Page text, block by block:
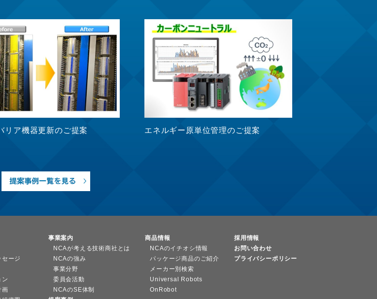
リア機器更新のご提案 エネルギー原単位管理のご提案
セージ
ン
画
事業案内
NCAが考える技術商社とは
NCAの強み
事業分野
委員会活動
NCAのSE体制
商品情報
NCAのイチオシ情報
パッケージ商品のご紹介
メーカー別検索
Universal Robots
OnRobot
採用情報
お問い合わせ
プライバシーポリシー